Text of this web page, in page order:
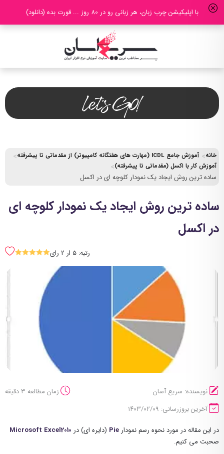
با اپلیکیشن چرب زبان، هر زبانی رو در 80 روز ... قورت بده (دانلود)
خانه
آموزش جامع ICDL (مهارت های هفتگانه کامپیوتر) از مقدماتی تا پیشرفته
آموزش کار با اکسل (مقدماتی تا پیشرفته)
ساده ترین روش ایجاد یک نمودار کلوچه ای در اکسل
ساده ترین روش ایجاد یک نمودار کلوچه ای
در اکسل
رتبه: 5 ار 2 رای SSSSS
نویسنده: سریع آسان
زمان مطالعه 3 دقیقه
آخرین بروزرسانی: ۱۴۰۳/۰۲/۰۹
در این مقاله در مورد نحوه رسم نمودارPie (دایره ای) در Microsoft Excel2010
صحبت می کنیم.